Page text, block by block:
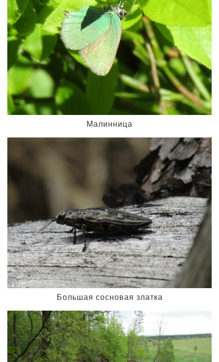
Малинница
Большая сосновая златка